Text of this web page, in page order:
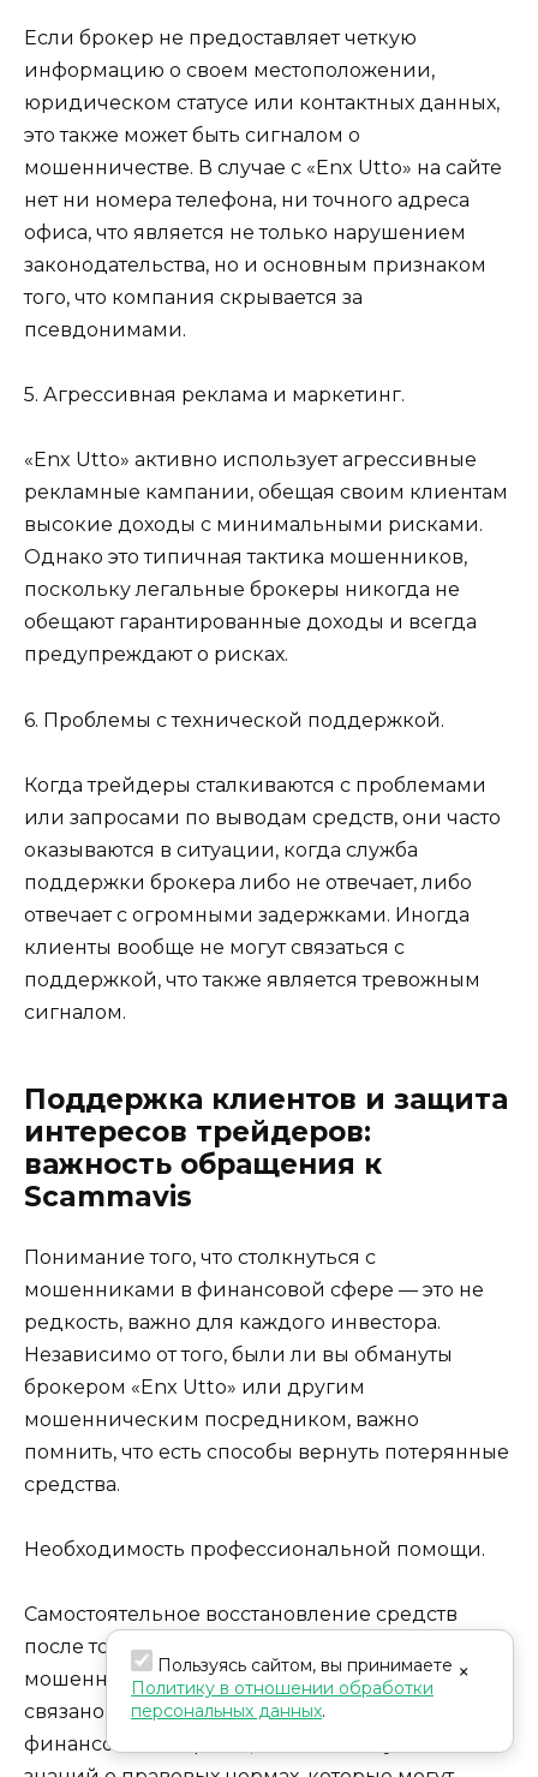
Если брокер не предоставляет четкую
информацию о своем местоположении,
юридическом статусе или контактных данных,
это также может быть сигналом о
мошенничестве. В случае с «Enx Utto» на сайте
нет ни номера телефона, ни точного адреса
офиса, что является не только нарушением
законодательства, но и основным признаком
того, что компания скрывается за
псевдонимами.
5. Агрессивная реклама и маркетинг.
«Enx Utto» активно использует агрессивные
рекламные кампании, обещая своим клиентам
высокие доходы с минимальными рисками.
Однако это типичная тактика мошенников,
поскольку легальные брокеры никогда не
обещают гарантированные доходы и всегда
предупреждают о рисках.
6. Проблемы с технической поддержкой.
Когда трейдеры сталкиваются с проблемами
или запросами по выводам средств, они часто
оказываются в ситуации, когда служба
поддержки брокера либо не отвечает, либо
отвечает с огромными задержками. Иногда
клиенты вообще не могут связаться с
поддержкой, что также является тревожным
сигналом.
Поддержка клиентов и защита
интересов трейдеров:
важность обращения к
Scammavis
Понимание того, что столкнуться с
мошенниками в финансовой сфере — это не
редкость, важно для каждого инвестора.
Независимо от того, были ли вы обмануты
брокером «Enx Utto» или другим
мошенническим посредником, важно
помнить, что есть способы вернуть потерянные
средства.
Необходимость профессиональной помощи.
Самостоятельное восстановление средств
после того, как вы стали жертвой брокера-
мошенника, часто приводит к неудаче. Это
связано с нехваткой опыта в юридических и
финансовых вопросах, а также с отсутствием
×
Пользуясь сайтом, вы принимаете
Политику в отношении обработки
персональных данных.